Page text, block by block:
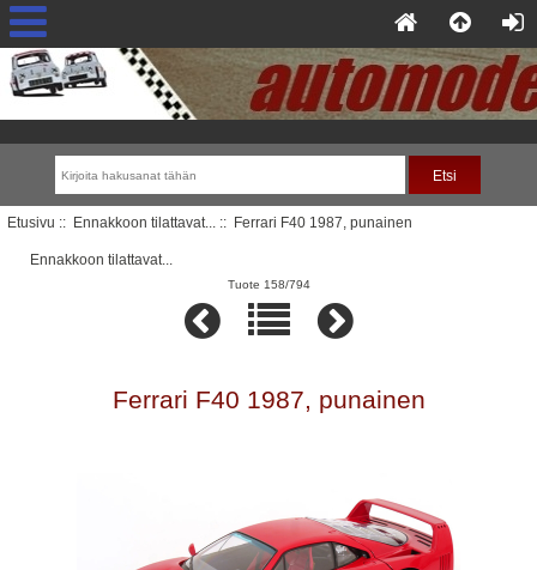
Etusivu :: Ennakkoon tilattavat... :: Ferrari F40 1987, punainen
Ennakkoon tilattavat...
Tuote 158/794
Ferrari F40 1987, punainen